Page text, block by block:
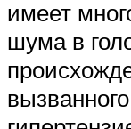
имеет
шума в